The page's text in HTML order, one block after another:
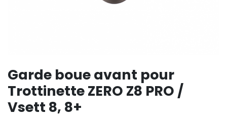
Garde boue avant pour
Trottinette ZERO Z8 PRO /
Vsett 8, 8+